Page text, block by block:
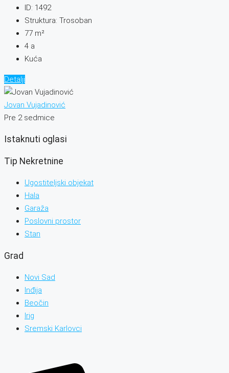
ID: 1492
Struktura: Trosoban
77 m²
4 a
Kuća
Detalji
Jovan Vujadinović
Pre 2 sedmice
Istaknuti oglasi
Tip Nekretnine
Ugostiteljski objekat
Hala
Garaža
Poslovni prostor
Stan
Grad
Novi Sad
Inđija
Beočin
Irig
Sremski Karlovci